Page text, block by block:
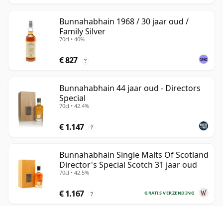
Bunnahabhain 1968 / 30 jaar oud /
Family Silver
70cl • 40%
€ 827 ?
Bunnahabhain 44 jaar oud - Directors
Special
70cl • 42.4%
€ 1.147 ?
Bunnahabhain Single Malts Of Scotland
Director's Special Scotch 31 jaar oud
70cl • 42.5%
GRATIS VERZENDING
€ 1.167 ?